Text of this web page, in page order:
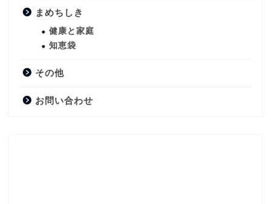
まめちしき
健康と家庭
知恵袋
その他
お問い合わせ